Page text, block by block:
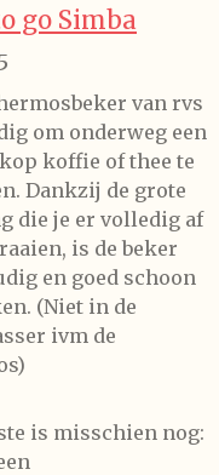
go Simba
van rvs
om onderweg een
koffie of thee te
Dankzij de grote
die je er volledig af
is de beker
en goed schoon
(Niet in de
ivm de
is misschien nog: